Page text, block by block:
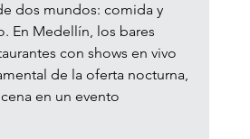
dos mundos: comida y
En Medellín, los bares
con shows en vivo
de la oferta nocturna,
en un evento